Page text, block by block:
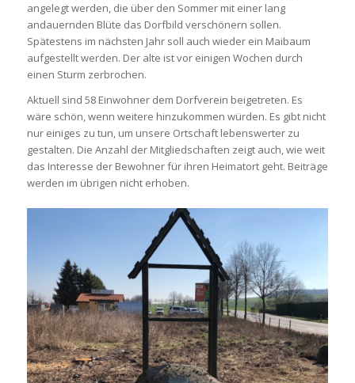
angelegt werden, die über den Sommer mit einer lang
andauernden Blüte das Dorfbild verschönern sollen.
Spätestens im nächsten Jahr soll auch wieder ein Maibaum
aufgestellt werden. Der alte ist vor einigen Wochen durch
einen Sturm zerbrochen.
Aktuell sind 58 Einwohner dem Dorfverein beigetreten. Es
wäre schön, wenn weitere hinzukommen würden. Es gibt nicht
nur einiges zu tun, um unsere Ortschaft lebenswerter zu
gestalten. Die Anzahl der Mitgliedschaften zeigt auch, wie weit
das Interesse der Bewohner für ihren Heimatort geht. Beiträge
werden im übrigen nicht erhoben.